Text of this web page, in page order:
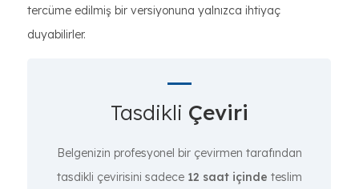
tercüme edilmiş bir versiyonuna yalnızca ihtiyaç
duyabilirler.
Tasdikli Çeviri
Belgenizin profesyonel bir çevirmen tarafından
tasdikli çevirisini sadece 12 saat içinde teslim